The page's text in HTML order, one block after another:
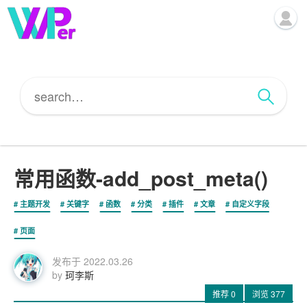
常用函数-add_post_meta()
主题开发 关键字 函数 分类 插件 文章 自定义字段
页面
发布于 2022.03.26
by 珂李斯
推荐0 浏览377